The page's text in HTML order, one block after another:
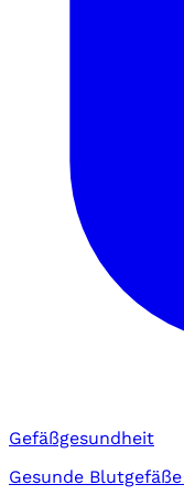
Gefäßgesundheit
Gesunde